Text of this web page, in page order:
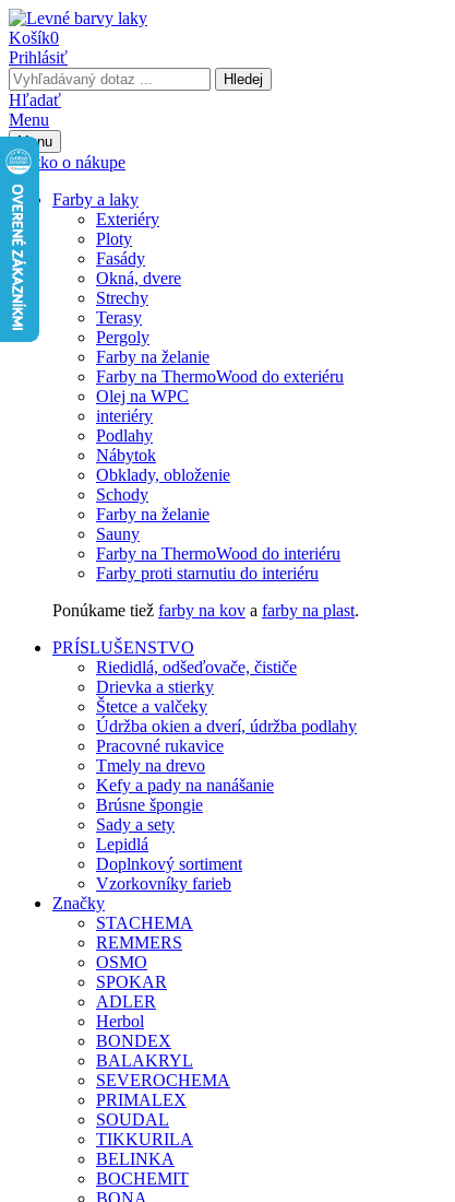
Košík0
Prihlásiť
Hledej
Hľadať
Menu
Menu
Všetko o nákupe
Farby a laky
Exteriéry
Ploty
Fasády
Okná, dvere
Strechy
Terasy
Pergoly
Farby na želanie
Farby na ThermoWood do exteriéru
Olej na WPC
interiéry
Podlahy
Nábytok
Obklady, obloženie
Schody
Farby na želanie
Sauny
Farby na ThermoWood do interiéru
Farby proti starnutiu do interiéru
Ponúkame tiež farby na kov a farby na plast.
PRÍSLUŠENSTVO
Riedidlá, odšeďovače, čističe
Drievka a stierky
Štetce a valčeky
Údržba okien a dverí, údržba podlahy
Pracovné rukavice
Tmely na drevo
Kefy a pady na nanášanie
Brúsne špongie
Sady a sety
Lepidlá
Doplnkový sortiment
Vzorkovníky farieb
Značky
STACHEMA
REMMERS
OSMO
SPOKAR
ADLER
Herbol
BONDEX
BALAKRYL
SEVEROCHEMA
PRIMALEX
SOUDAL
TIKKURILA
BELINKA
BOCHEMIT
BONA